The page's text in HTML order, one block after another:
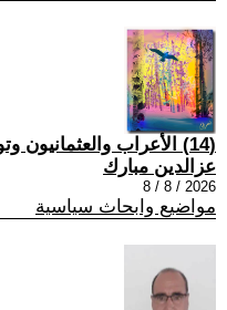
(14) الأعراب والعثمانيون وتونس
عزالدين مبارك
2026 / 8 / 8
مواضيع وابحاث سياسية